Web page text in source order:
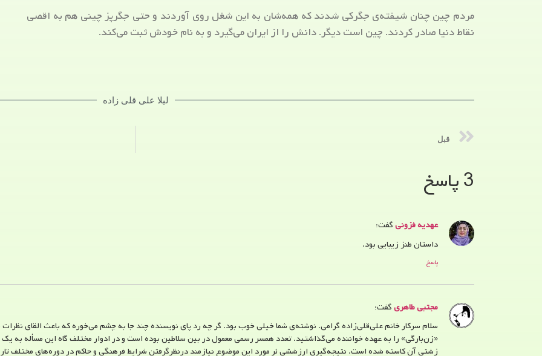
مردم چین چنان شیفته‌ی جگرکی شدند که همه‌شان به این شغل روی آوردند و حتی جگرپز چینی هم به اقصی
نقاط دنیا صادر کردند. چین است دیگر. دانش را از ایران می‌گیرد و به نام خودش ثبت می‌کند.
لیلا علی قلی زاده
قبل
3 پاسخ
عهدیه فزونیگفت:
داستان طنز زیبایی بود.
پاسخ
مجتبی طاهریگفت:
سلام سرکار خانم علی‌قلی‌زاده گرامی. نوشته‌ی شما خیلی خوب بود. گر چه رد پای نویسنده چند جا به چشم می‌خوره که باعث القای
«زن‌بارگی» را به عهده خواننده می‌گذاشتید. تعدد همسر رسمی معمول در بین سلاطین بوده است و در ادوار مختلف گاه این مسأله
زشتی آن کاسته شده است. نتیجه‌گیری ارزششی ئر مورد این موضوع نیازمند درنظر‌گرفتن شرایط فرهنگی و حاکم در دوره‌های مختلف